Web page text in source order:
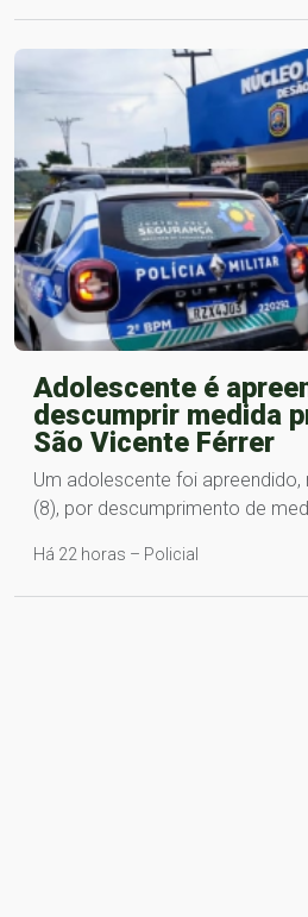
Adolescente é
descumprir medida
São Vicente Férrer
Um adolescente foi
(8), por descumprimento de
Há 22 horas – Policial